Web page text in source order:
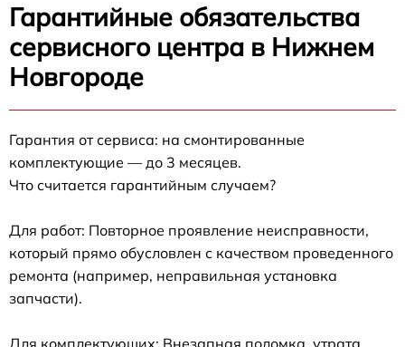
Гарантийные обязательства
сервисного центра в Нижнем
Новгороде
Гарантия от сервиса: на смонтированные
комплектующие — до 3 месяцев.
Что считается гарантийным случаем?
Для работ: Повторное проявление неисправности,
который прямо обусловлен с качеством проведенного
ремонта (например, неправильная установка
запчасти).
Для комплектующих: Внезапная поломка, утрата